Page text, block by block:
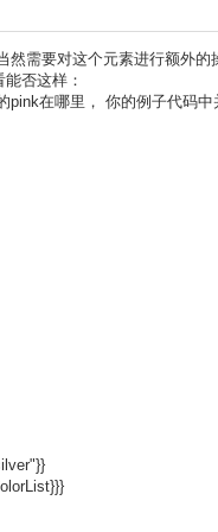
需要对这个元素进行额外的
否这样：
pink在哪里， 你的例子代码